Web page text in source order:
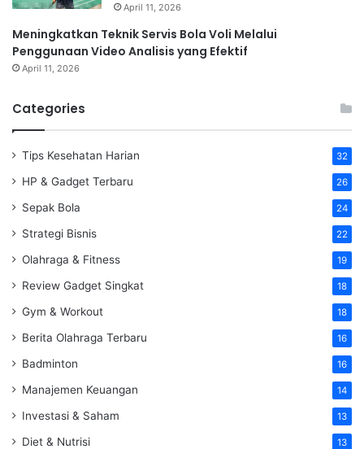
April 11, 2026
Meningkatkan Teknik Servis Bola Voli Melalui
Penggunaan Video Analisis yang Efektif
April 11, 2026
Categories
Tips Kesehatan Harian 32
HP & Gadget Terbaru 26
Sepak Bola 24
Strategi Bisnis 22
Olahraga & Fitness 19
Review Gadget Singkat 18
Gym & Workout 18
Berita Olahraga Terbaru 16
Badminton 16
Manajemen Keuangan 14
Investasi & Saham 13
Diet & Nutrisi 13